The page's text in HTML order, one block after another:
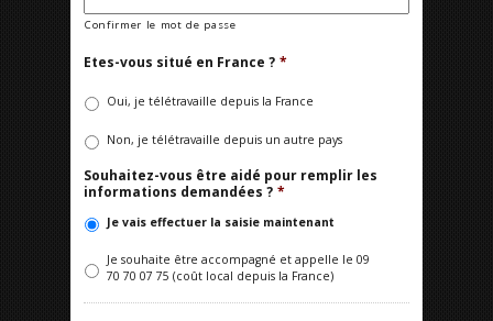
Confirmer le mot de passe
Etes-vous situé en France ? *
Oui, je télétravaille depuis la France
Non, je télétravaille depuis un autre pays
Souhaitez-vous être aidé pour remplir les
informations demandées ? *
Je vais effectuer la saisie maintenant
Je souhaite être accompagné et appelle le 09
70 70 07 75 (coût local depuis la France)